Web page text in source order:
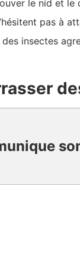
le nid et
pas à
insectes